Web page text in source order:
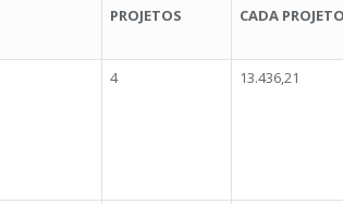
PROJETOS
CADA PROJETO
4 13.436,21